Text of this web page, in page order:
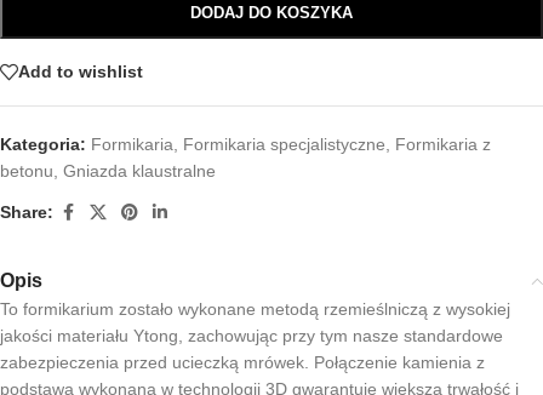
DODAJ DO KOSZYKA
Add to wishlist
Kategoria: Formikaria Formikaria specjalistyczne
Formikaria z
betonu Gniazda klaustralne
Share:
Opis
To formikarium zostało wykonane metodą rzemieślniczą z wysokiej
jakości materiału Ytong, zachowując przy tym nasze standardowe
zabezpieczenia przed ucieczką mrówek. Połączenie kamienia z
podstawą wykonaną w technologii 3D gwarantuje większą trwałość i